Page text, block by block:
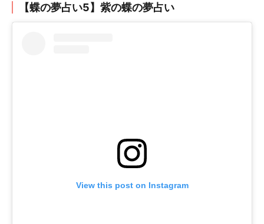
【蝶の夢占い5】紫の蝶の夢占い
View this post on Instagram